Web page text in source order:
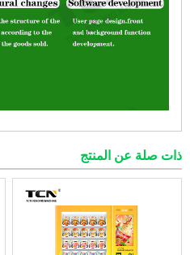
ذات صلة عن المنتج